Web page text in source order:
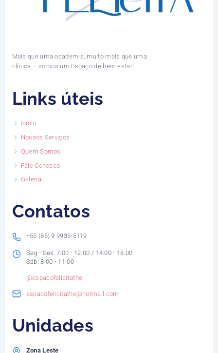
Mais que uma academia, muito mais que uma
clínica – somos um Espaço de bem estar!
Links úteis
Início
Nossos Serviços
Quem Somos
Fale Conosco
Galeria
Contatos
+55 (86) 9 9935-5119
Seg - Sex: 7:00 - 12:00 / 14:00 - 18:00
Sáb: 8:00 - 11:00
@espacofelicitathe
espacofelicitathe@hotmail.com
Unidades
Zona Leste